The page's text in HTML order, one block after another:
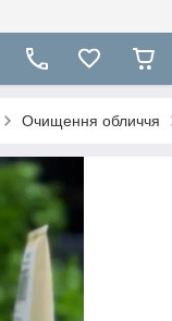
Очищення обличчя